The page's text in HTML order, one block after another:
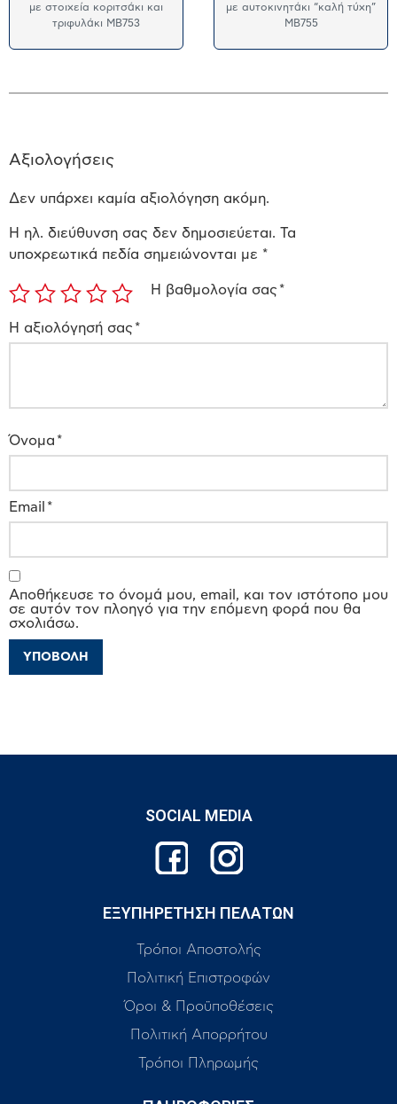
με στοιχεία κοριτσάκι και
τριφυλάκι MB753
με αυτοκινητάκι “καλή τύχη”
MB755
Αξιολογήσεις
Δεν υπάρχει καμία αξιολόγηση ακόμη.
Η ηλ. διεύθυνση σας δεν δημοσιεύεται. Τα
υποχρεωτικά πεδία σημειώνονται με *
Η βαθμολογία σας *
Η αξιολόγησή σας *
Όνομα *
Email *
Αποθήκευσε το όνομά μου, email, και τον ιστότοπο μου
σε αυτόν τον πλοηγό για την επόμενη φορά που θα
σχολιάσω.
SOCIAL MEDIA
ΕΞΥΠΗΡΕΤΗΣΗ ΠΕΛΑΤΩΝ
Τρόποι Αποστολής
Πολιτική Επιστροφών
Όροι & Προϋποθέσεις
Πολιτική Απορρήτου
Τρόποι Πληρωμής